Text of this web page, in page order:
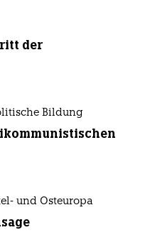
der
Bildung
und Osteuropa